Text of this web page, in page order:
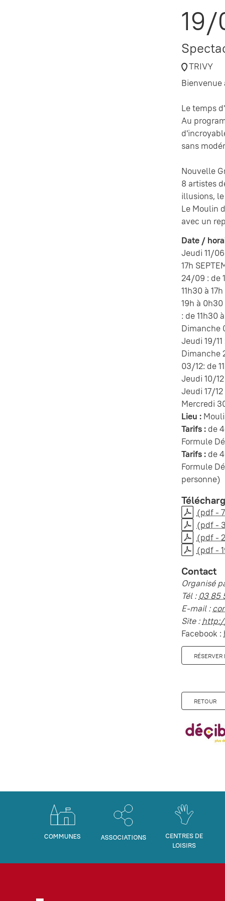
19/
TRIVY
Bienvenue
Le temps
Au
sans
Nouvelle
8 artistes
illusions,
Le Moulin
avec un
Date /
Jeudi 11/
17h
24/09 : de
11h30 à
19h à 0h30
: de 11h30
Dimanche
Jeudi 19/11
Dimanche
03/12: de
Jeudi 10/
Jeudi 17/
Mercredi
Lieu :
Tarifs : de
Formule
Tarifs : de
Formule
personne)
(pdf -
(pdf -
(pdf -
(pdf -
Contact
Organisé
Tél : 03 85
E-mail :
Site :
Facebook :
RETOUR
COMMUNES ASSOCIATIONS
CENTRES DE
LOISIRS